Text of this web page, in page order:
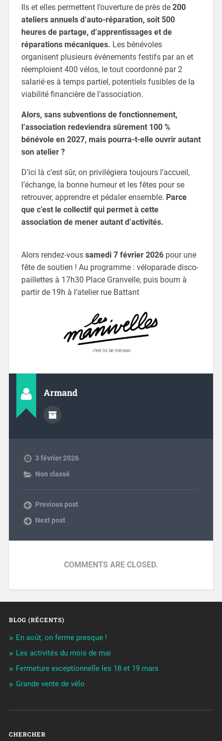
Ils et elles permettent l’ouverture de près de 200
ateliers annuels d’auto-réparation, soit 500
heures de partage, d’apprentissages et de
réparations mécaniques. Les bénévoles
organisent plusieurs événements festifs par an et
réemploient 400 vélos, le tout coordonné par 2
salarié·es à temps partiel, potentiels fusibles de la
viabilité financière de l’association.
Alors, sans subventions de fonctionnement,
l’association redeviendra sûrement 100 %
bénévole en 2027, mais pourra-t-elle ouvrir autant
son atelier ?
D’ici là c’est sûr, on privilégiera toujours l’accueil,
l’échange, la bonne humeur et les fêtes pour se
retrouver, apprendre et pédaler ensemble. Parce
que c’est le collectif qui permet à cette
association de mener autant d’activités.
Alors rendez-vous samedi 7 février 2026pour une
fête de soutien ! Au programme : véloparade disco-
paillettes à 17h30 Place Granvelle, puis boum à
partir de 19h à l’atelier rue Battant
Armand
3 février 2026
Non classé
Previous post
Next post
COMMENTS ARE CLOSED.
BLOG (RÉCENTS)
En août, on ferme presque !
Les activités du mois de mai
Fermeture exceptionnelle les 18 et 19 mars
Grande vente de vélo
CHERCHER